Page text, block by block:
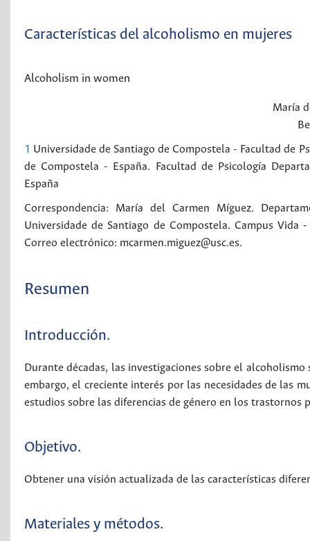
Características del alcoholismo en mujeres
Alcoholism in women
María
1 Universidade de Santiago de Compostela - Facultad de
de Compostela - España.
Facultad de Psicología
España
Correspondencia: María del Carmen Míguez.
Universidade de Santiago de Compostela. Campus
Correo electrónico: mcarmen.miguez@usc.es.
Resumen
Introducción.
Durante décadas, las investigaciones sobre el
embargo, el creciente interés por las necesidades de las
estudios sobre las diferencias de género en los trastornos
Objetivo.
Obtener una visión actualizada de las características
Materiales y métodos.